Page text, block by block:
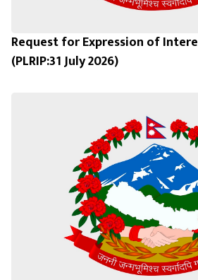
Request for Expression of
(PLRIP:31 July 2026)